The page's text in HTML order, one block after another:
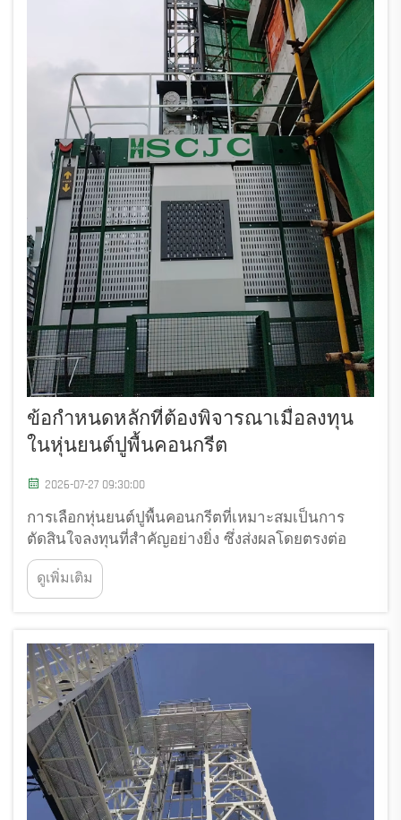
ข้อกำหนดหลักที่ต้องพิจารณาเมื่อลงทุน
ในหุ่นยนต์ปูพื้นคอนกรีต
2026-07-27 09:30:00
การเลือกหุ่นยนต์ปูพื้นคอนกรีตที่เหมาะสมเป็นการ
ตัดสินใจลงทุนที่สำคัญอย่างยิ่ง ซึ่งส่งผลโดยตรงต่อ
ประสิทธิภาพของโครงการ คุณภาพผิวหน้า และต้นทุน
การดำเนินงานในระยะยาว ไม่ว่าคุณจะบริหารบริษัท
รับเหมาก่อสร้างขนาดใหญ่ ผู้รับเหมาขัดแต่งผิว
ดูเพิ่มเติม